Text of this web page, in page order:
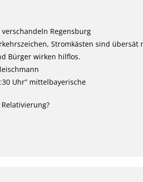
verschandeln Regensburg
Stromkästen sind übersät
Bürger wirken hilflos.
Uhr” mittelbayerische